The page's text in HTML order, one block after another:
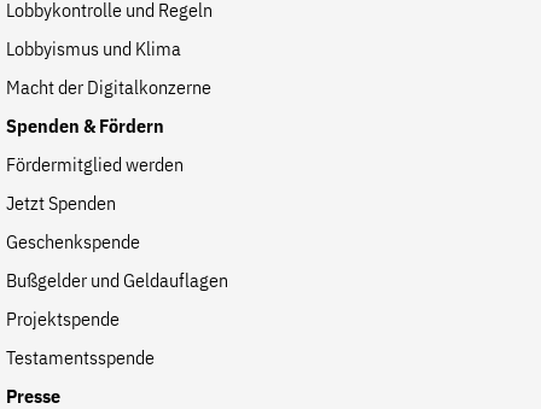
Lobbykontrolle und Regeln
Lobbyismus und Klima
Macht der Digitalkonzerne
Spenden & Fördern
Fördermitglied werden
Jetzt Spenden
Geschenkspende
Bußgelder und Geldauflagen
Projektspende
Testamentsspende
Presse